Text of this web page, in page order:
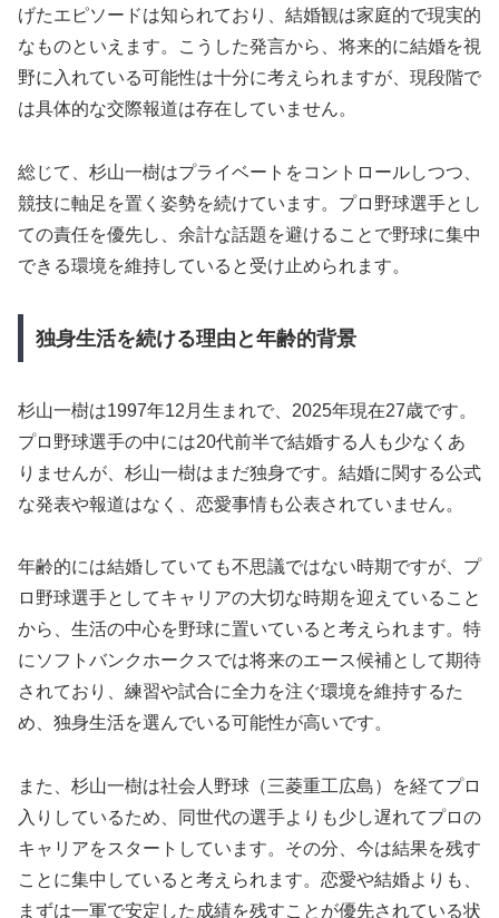
げたエピソードは知られており、結婚観は家庭的で現実的
なものといえます。こうした発言から、将来的に結婚を視
野に入れている可能性は十分に考えられますが、現段階で
は具体的な交際報道は存在していません。
総じて、杉山一樹はプライベートをコントロールしつつ、
競技に軸足を置く姿勢を続けています。プロ野球選手とし
ての責任を優先し、余計な話題を避けることで野球に集中
できる環境を維持していると受け止められます。
独身生活を続ける理由と年齢的背景
杉山一樹は1997年12月生まれで、2025年現在27歳です。
プロ野球選手の中には20代前半で結婚する人も少なくあ
りませんが、杉山一樹はまだ独身です。結婚に関する公式
な発表や報道はなく、恋愛事情も公表されていません。
年齢的には結婚していても不思議ではない時期ですが、プ
ロ野球選手としてキャリアの大切な時期を迎えていること
から、生活の中心を野球に置いていると考えられます。特
にソフトバンクホークスでは将来のエース候補として期待
されており、練習や試合に全力を注ぐ環境を維持するた
め、独身生活を選んでいる可能性が高いです。
また、杉山一樹は社会人野球（三菱重工広島）を経てプロ
入りしているため、同世代の選手よりも少し遅れてプロの
キャリアをスタートしています。その分、今は結果を残す
ことに集中していると考えられます。恋愛や結婚よりも、
まずは一軍で安定した成績を残すことが優先されている状